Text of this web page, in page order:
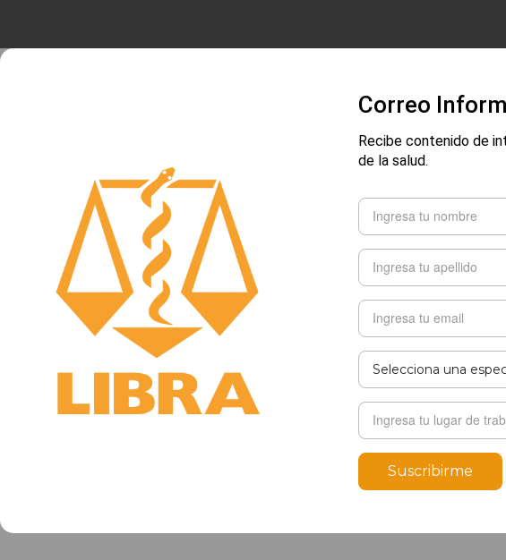
Correo
Recibe contenido de
de la salud.
Suscribirme